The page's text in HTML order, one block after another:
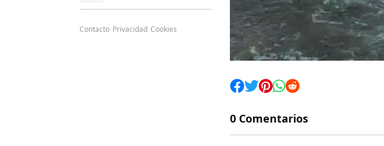
Contacto Privacidad Cookies
0 Comentarios